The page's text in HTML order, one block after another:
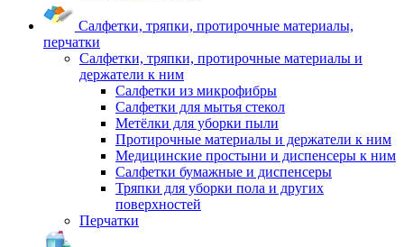
Салфетки, тряпки, протирочные материалы,
перчатки
Салфетки, тряпки, протирочные материалы и
держатели к ним
Салфетки из микрофибры
Салфетки для мытья стекол
Метёлки для уборки пыли
Протирочные материалы и держатели к ним
Медицинские простыни и диспенсеры к ним
Салфетки бумажные и диспенсеры
Тряпки для уборки пола и других
поверхностей
Перчатки